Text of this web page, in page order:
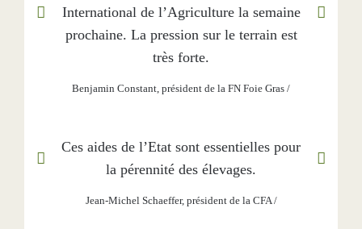
International de l’Agriculture la semaine
prochaine. La pression sur le terrain est
très forte.
Benjamin Constant, président de la FN Foie Gras /
Ces aides de l’Etat sont essentielles pour
la pérennité des élevages.
Jean-Michel Schaeffer, président de la CFA/